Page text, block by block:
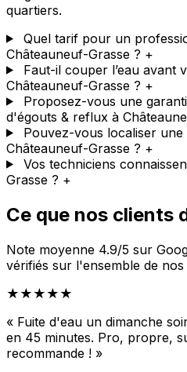
quartiers.
Quel tarif pour un
Châteauneuf-Grasse ? +
Faut-il couper l’eau avant
Châteauneuf-Grasse ? +
Proposez-vous une
d'égouts & reflux à
Pouvez-vous localiser
Châteauneuf-Grasse ? +
Vos techniciens
Grasse ? +
Ce que nos clients
Note moyenne 4.9/5 sur
vérifiés sur l'ensemble de nos
★★★★★
« Fuite d'eau un dimanche
en 45 minutes. Pro, propre,
recommande ! »